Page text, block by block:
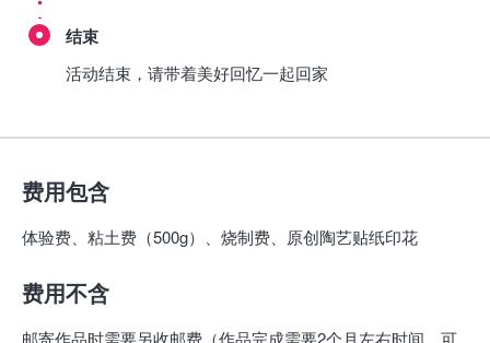
结束
活动结束，请带着美好回忆一起回家
费用包含
体验费、粘土费（500g）、烧制费、原创陶艺贴纸印花
费用不含
邮寄作品时需要另收邮费（作品完成需要2个月左右时间。可